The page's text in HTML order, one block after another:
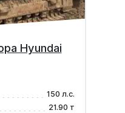
Hyundai
150 л.с.
21.90 т